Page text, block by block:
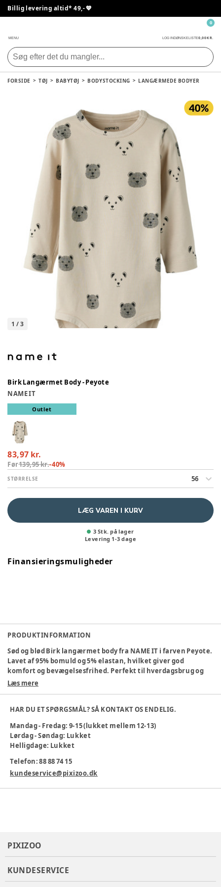
Billig levering altid* 49,- 💙
MENU LOG INDØNSKELISTE0,00 KR.
0
FORSIDE TØJ BABYTØJ BODYSTOCKING LANGÆRMEDE BODYER
1 /3
Birk Langærmet Body - Peyote
NAME IT
Outlet
83,97 kr.
Før139,95 kr.-40%
STØRRELSE 56
LÆG VAREN I KURV
3 Stk. på lager
Levering 1-3 dage
Finansieringsmuligheder
PRODUKTINFORMATION
Sød og blød Birk langærmet body fra NAME IT i farven Peyote.
Lavet af 95% bomuld og 5% elastan, hvilket giver god
komfort og bevægelsesfrihed. Perfekt til hverdagsbrug og
leg.
95% bomuld, 5% elastan
Blødt materiale
Nemme trykknapper
Maskinvaskes ved 40°C
Ideel til små børn, der elsker at bevæge sig og udforske
verden.
Farve:Beige
Læs mere
HAR DU ET SPØRGSMÅL? SÅ KONTAKT OS ENDELIG.
Mandag - Fredag: 9-15 (lukket mellem 12-13)
Lørdag - Søndag: Lukket
Helligdage: Lukket
Telefon: 88 88 74 15
kundeservice@pixizoo.dk
PIXIZOO
KUNDESERVICE